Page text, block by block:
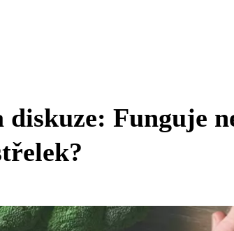
diskuze: Funguje